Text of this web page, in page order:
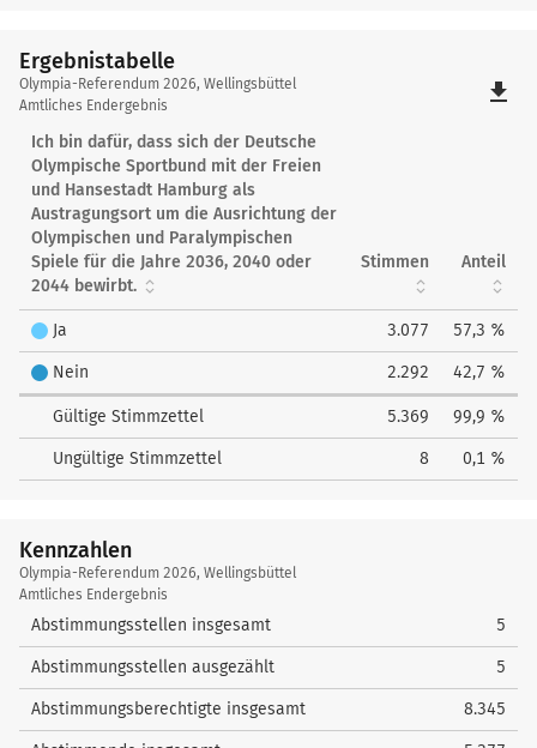
Ergebnistabelle
Ergebnistabelle
Olympia-Referendum 2026, Wellingsbüttel
Amtliches Endergebnis
file_download
Ich bin dafür, dass sich der Deutsche
Olympische Sportbund mit der Freien
und Hansestadt Hamburg als
Austragungsort um die Ausrichtung der
Olympischen und Paralympischen
Spiele für die Jahre 2036, 2040 oder
2044 bewirbt.
Stimmen Anteil
Ja 3.077 57,3 %
Nein 2.292 42,7 %
Gültige Stimmzettel 5.369 99,9 %
Ungültige Stimmzettel 8 0,1 %
Kennzahlen
Kennzahlen
Olympia-Referendum 2026, Wellingsbüttel
Amtliches Endergebnis
Abstimmungsstellen insgesamt 5
Abstimmungsstellen ausgezählt 5
Abstimmungsberechtigte insgesamt 8.345